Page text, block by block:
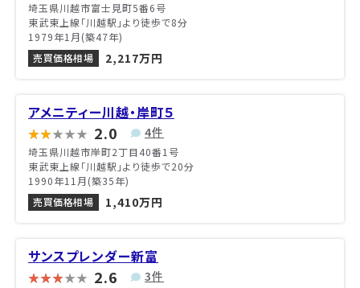
埼玉県川越市富士見町5番6号
東武東上線「川越駅」より徒歩で8分
1979年1月(築47年)
売買価格相場
2,217万円
アメニティー川越・岸町５
2.0 4件
埼玉県川越市岸町2丁目40番1号
東武東上線「川越駅」より徒歩で20分
1990年11月(築35年)
売買価格相場
1,410万円
サンスプレンダー新富
2.6 3件